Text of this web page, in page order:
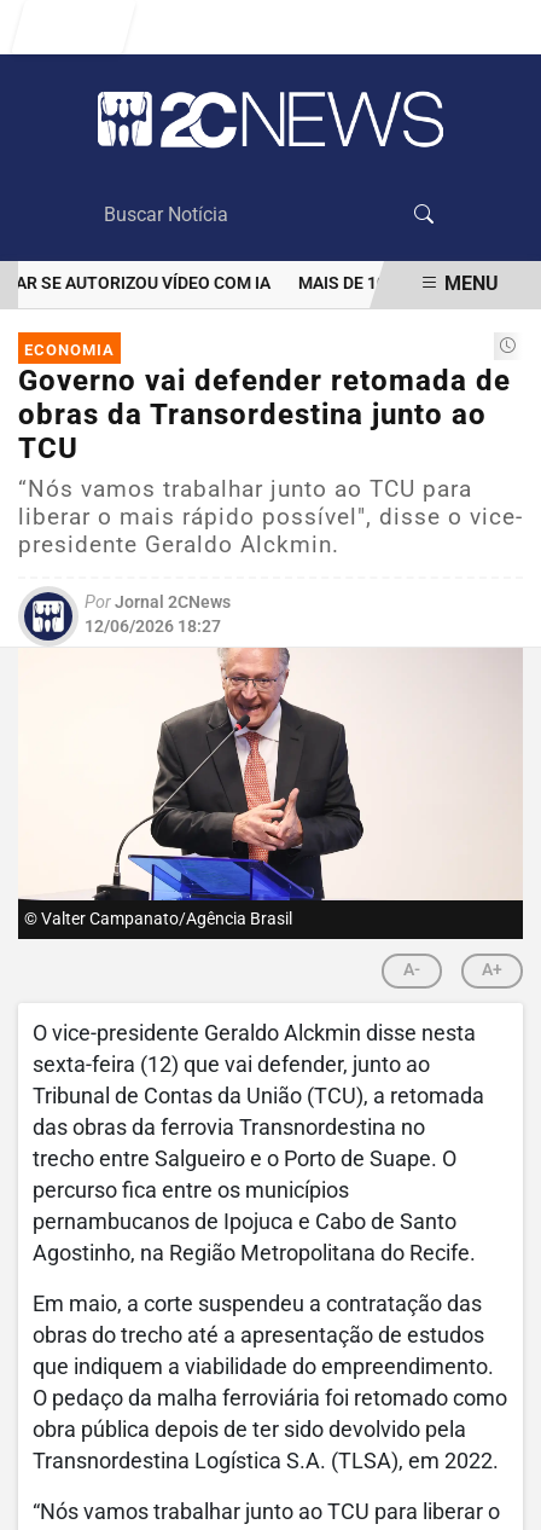
SE AUTORIZOU VÍDEO COM IA MAIS DE 100 MIL CLIENTES AINDA
EM ALTA
MENU
ECONOMIA
Governo vai defender retomada de
obras da Transordestina junto ao
TCU
“Nós vamos trabalhar junto ao TCU para
liberar o mais rápido possível", disse o vice-
presidente Geraldo Alckmin.
PorJornal 2CNews
12/06/2026 18:27
© Valter Campanato/Agência Brasil
A- A+
O vice-presidente Geraldo Alckmin disse nesta
sexta-feira (12) que vai defender, junto ao
Tribunal de Contas da União (TCU), a retomada
das obras da ferrovia Transnordestina no
trecho entre Salgueiro e o Porto de Suape. O
percurso fica entre os municípios
pernambucanos de Ipojuca e Cabo de Santo
Agostinho, na Região Metropolitana do Recife.
Em maio, a corte suspendeu a contratação das
obras do trecho até a apresentação de estudos
que indiquem a viabilidade do empreendimento.
O pedaço da malha ferroviária foi retomado como
obra pública depois de ter sido devolvido pela
Transnordestina Logística S.A. (TLSA), em 2022.
“Nós vamos trabalhar junto ao TCU para liberar o